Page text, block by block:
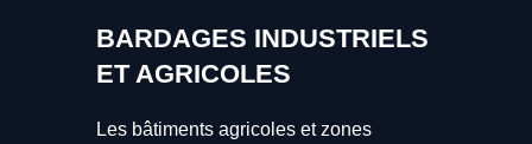
BARDAGES INDUSTRIELS
ET AGRICOLES
Les bâtiments agricoles et zones